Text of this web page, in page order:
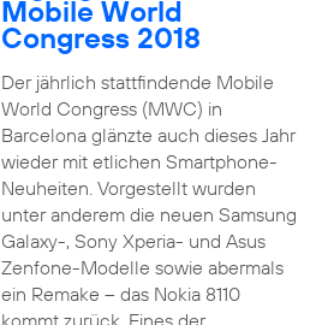
Mobile World
Congress 2018
Der jährlich stattfindende Mobile
World Congress (MWC) in
Barcelona glänzte auch dieses Jahr
wieder mit etlichen Smartphone-
Neuheiten. Vorgestellt wurden
unter anderem die neuen Samsung
Galaxy-, Sony Xperia- und Asus
Zenfone-Modelle sowie abermals
ein Remake – das Nokia 8110
kommt zurück. Eines der